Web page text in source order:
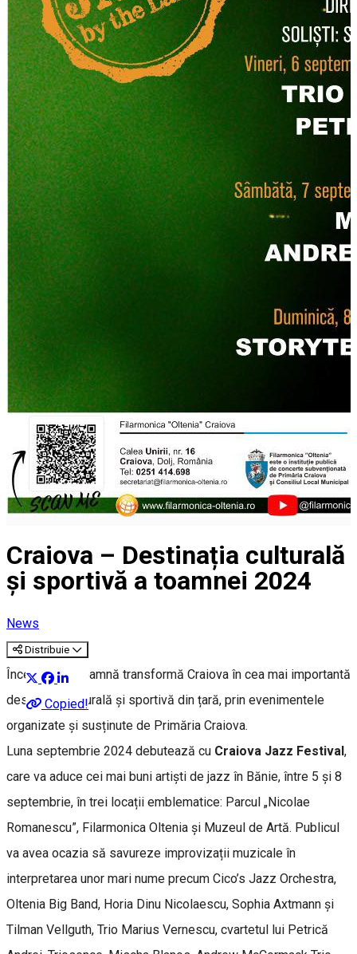
Craiova – Destinația culturală
și sportivă a toamnei 2024
News
Distribuie
Copied!
Începutul de toamnă transformă Craiova în cea mai importantă
destinație culturală și sportivă din țară, prin evenimentele
organizate și susținute de Primăria Craiova.
Luna septembrie 2024 debutează cu Craiova Jazz Festival,
care va aduce cei mai buni artiști de jazz în Bănie, între 5 și 8
septembrie, în trei locații emblematice: Parcul „Nicolae
Romanescu”, Filarmonica Oltenia și Muzeul de Artă. Publicul
va avea ocazia să savureze improvizații muzicale în
interpretarea unor mari nume precum Cico’s Jazz Orchestra,
Oltenia Big Band, Horia Dinu Nicolaescu, Sophia Axtmann și
Tilman Vellguth, Trio Marius Vernescu, cvartetul lui Petrică